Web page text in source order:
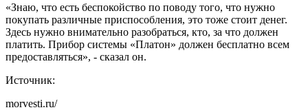
«Знаю, что есть беспокойство по поводу того, что нужно
покупать различные приспособления, это тоже стоит денег.
Здесь нужно внимательно разобраться, кто, за что должен
платить. Прибор системы «Платон» должен бесплатно всем
предоставляться», - сказал он.
Источник:
morvesti.ru/